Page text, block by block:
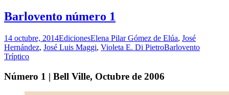
Barlovento número 1
14 octubre, 2014EdicionesElena Pilar Gómez de Elúa, José
Hernández, José Luis Maggi, Violeta E. Di PietroBarlovento
Tríptico
Número 1 | Bell Ville, Octubre de 2006